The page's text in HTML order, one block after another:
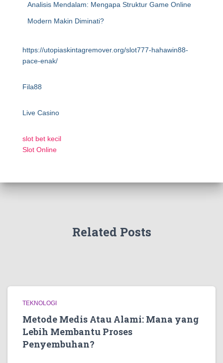
Analisis Mendalam: Mengapa Struktur Game Online
Modern Makin Diminati?
https://utopiaskintagremover.org/slot777-hahawin88-
pace-enak/
Fila88
Live Casino
slot bet kecil
Slot Online
Related Posts
TEKNOLOGI
Metode Medis Atau Alami: Mana yang
Lebih Membantu Proses
Penyembuhan?